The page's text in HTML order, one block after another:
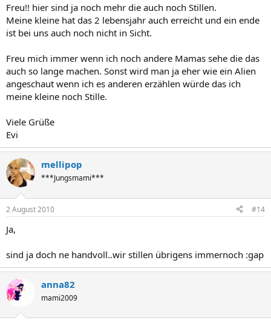
Freu!! hier sind ja noch mehr die auch noch Stillen.
Meine kleine hat das 2 lebensjahr auch erreicht und ein ende
ist bei uns auch noch nicht in Sicht.
Freu mich immer wenn ich noch andere Mamas sehe die das
auch so lange machen. Sonst wird man ja eher wie ein Alien
angeschaut wenn ich es anderen erzählen würde das ich
meine kleine noch Stille.
Viele Grüße
Evi
mellipop
***Jungsmami***
2 August 2010 #14
Ja,
sind ja doch ne handvoll..wir stillen übrigens immernoch :gap
anna82
mami2009